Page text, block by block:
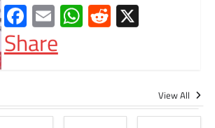
Facebook
EmailWhatsApp
Reddit
X
Share
ग्राम रथ अभियान पहुंचा लकड़वास, सांसद
View All